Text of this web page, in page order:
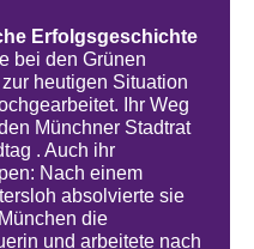
Erfolgsgeschichte
bei den Grünen
heutigen Situation
Ihr Weg
Münchner Stadtrat
. Auch ihr
Nach einem
absolvierte sie
die
und arbeitete nach